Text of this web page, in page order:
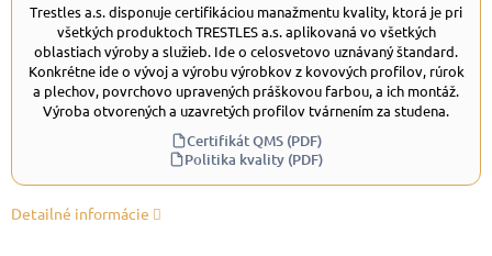
Trestles a.s. disponuje certifikáciou manažmentu kvality, ktorá je pri
všetkých produktoch TRESTLES a.s. aplikovaná vo všetkých
oblastiach výroby a služieb. Ide o celosvetovo uznávaný štandard.
Konkrétne ide o vývoj a výrobu výrobkov z kovových profilov, rúrok
a plechov, povrchovo upravených práškovou farbou, a ich montáž.
Výroba otvorených a uzavretých profilov tvárnením za studena.
Certifikát QMS (PDF)
Politika kvality (PDF)
Detailné informácie